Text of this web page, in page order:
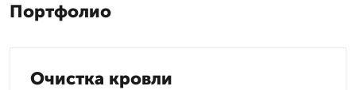
Портфолио
Очистка кровли